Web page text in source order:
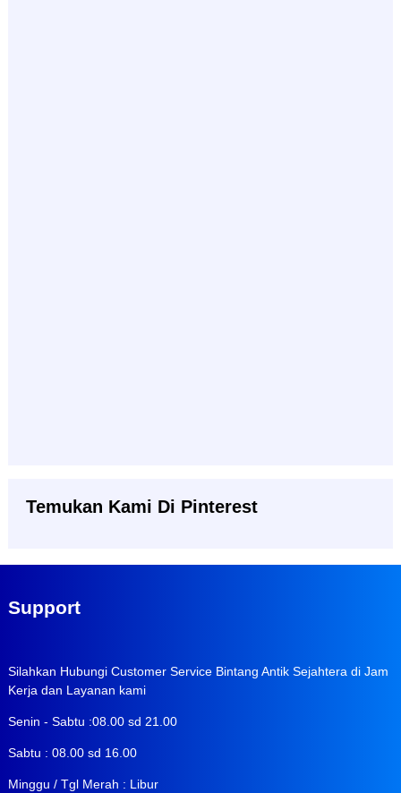
Temukan Kami Di Pinterest
Support
Silahkan Hubungi Customer Service Bintang Antik Sejahtera di Jam
Kerja dan Layanan kami
Senin - Sabtu :08.00 sd 21.00
Sabtu : 08.00 sd 16.00
Minggu / Tgl Merah : Libur